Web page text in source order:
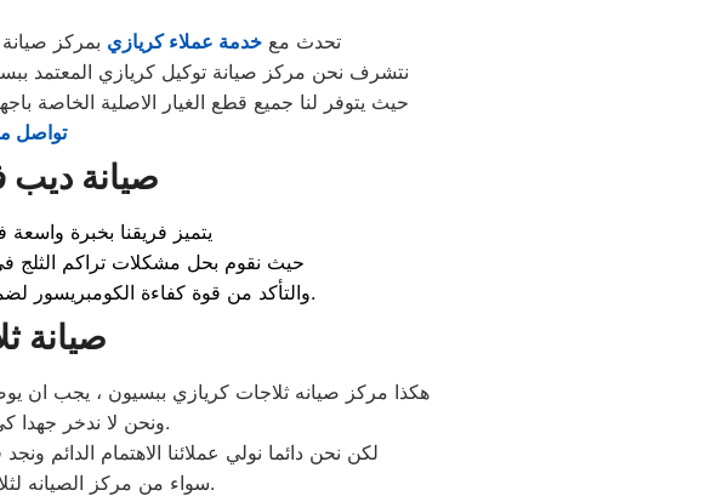
تحدث مع خدمة عملاء كريازي بمركز
نتشرف نحن مركز صيانة توكيل كريازي المعتمد
حيث يتوفر لنا جميع قطع الغيار الاصلية الخاصة
تواصل
صيانة ديب
يتميز فريقنا بخبرة
حيث نقوم بحل مشكلات تراكم الثلج
والتأكد من قوة كفاءة الكومبريسور لضمان تجميد مثالي وحفظ آمن للمخزونات الغذائية لفترات طويلة.
صيانة
هكذا مركز صيانه ثلاجات كريازي ببسيون ، يجب ان
ونحن لا ندخر جهدا كي نلبي جميع طلبات الصيانه لثلاجات كريازي.
لكن نحن دائما نولي عملائنا الاهتمام الدائم
سواء من مركز الصيانه لثلاجات كريازي المعتمد ببسيون او من منزل العميل.